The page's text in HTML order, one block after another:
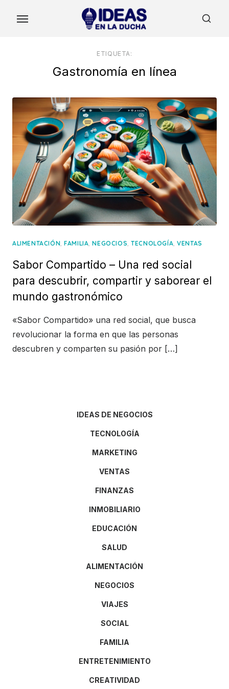
ETIQUETA:
Gastronomía en línea
ALIMENTACIÓN,FAMILIA,NEGOCIOS,TECNOLOGÍA,VENTAS
Sabor Compartido – Una red social
para descubrir, compartir y saborear el
mundo gastronómico
«Sabor Compartido» una red social, que busca
revolucionar la forma en que las personas
descubren y comparten su pasión por […]
IDEAS DE NEGOCIOS
TECNOLOGÍA
MARKETING
VENTAS
FINANZAS
INMOBILIARIO
EDUCACIÓN
SALUD
ALIMENTACIÓN
NEGOCIOS
VIAJES
SOCIAL
FAMILIA
ENTRETENIMIENTO
CREATIVIDAD